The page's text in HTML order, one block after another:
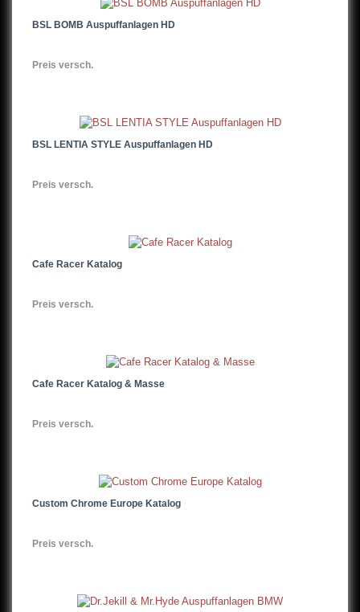
BSL BOMB Auspuffanlagen HD
Preis versch.
BSL LENTIA STYLE Auspuffanlagen HD
Preis versch.
Cafe Racer Katalog
Preis versch.
Cafe Racer Katalog & Masse
Preis versch.
Custom Chrome Europe Katalog
Preis versch.